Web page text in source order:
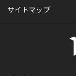
サイトマップ